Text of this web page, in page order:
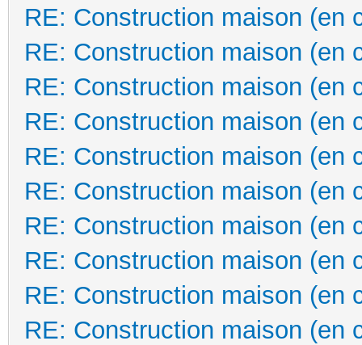
RE: Construction maison (en
RE: Construction maison (en
RE: Construction maison (en
RE: Construction maison (en
RE: Construction maison (en
RE: Construction maison (en
RE: Construction maison (en
RE: Construction maison (en
RE: Construction maison (en
RE: Construction maison (en